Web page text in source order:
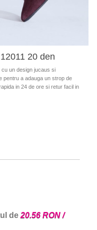
20 den
cu un design jucaus si
pentru a adauga un strop de
in 24 de ore si retur facil in
de 20.56 RON /